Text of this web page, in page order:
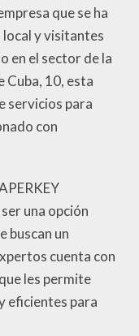
que se ha
local y visitantes
en el sector de la
Cuba, 10, esta
servicios para
con
una opción
buscan un
cuenta con
les permite
eficientes para